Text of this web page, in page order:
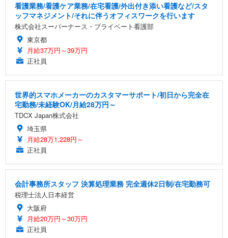
看護業務/看護ケア業務/在宅看護/外出付き添い看護など/スタ
ッフマネジメント/それに伴うオフィスワークを行います
株式会社スーパーナース・プライベート看護部
東京都
月給37万円～39万円
正社員
世界的スマホメーカーのカスタマーサポート/初日から完全在
宅勤務/未経験OK/月給28万円～
TDCX Japan株式会社
埼玉県
月給28万1,228円～
正社員
会計事務所スタッフ 決算処理業務 完全週休2日制/在宅勤務可
税理士法人日本経営
大阪府
月給20万円～30万円
正社員